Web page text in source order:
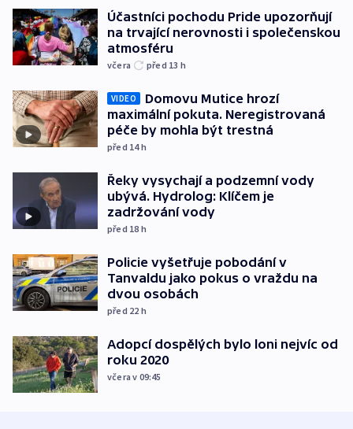
Účastníci pochodu Pride upozorňují
na trvající nerovnosti i společenskou
atmosféru
včera před 13 h
VIDEO
Domovu Mutice hrozí
maximální pokuta. Neregistrovaná
péče by mohla být trestná
před 14h
Řeky vysychají a podzemní vody
ubývá. Hydrolog: Klíčem je
zadržování vody
před 18 h
Policie vyšetřuje pobodání v
Tanvaldu jako pokus o vraždu na
dvou osobách
před 22 h
Adopcí dospělých bylo loni nejvíc od
roku 2020
včera v 09:45